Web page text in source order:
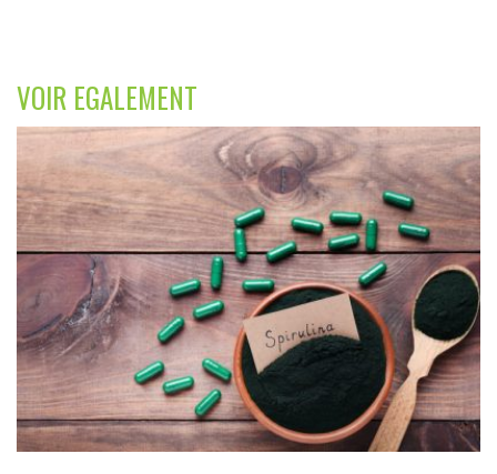
VOIR EGALEMENT